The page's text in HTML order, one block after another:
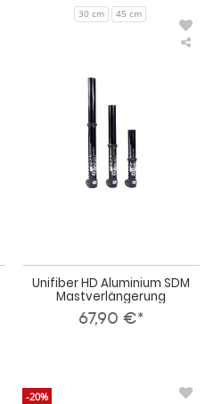
30 cm 45 cm
Unifiber HD Aluminium SDM
Mastverlängerung
67,90 €*
-20%